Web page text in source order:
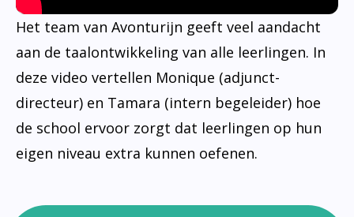
Het team van Avonturijn geeft veel aandacht
aan de taalontwikkeling van alle leerlingen. In
deze video vertellen Monique (adjunct-
directeur) en Tamara (intern begeleider) hoe
de school ervoor zorgt dat leerlingen op hun
eigen niveau extra kunnen oefenen.